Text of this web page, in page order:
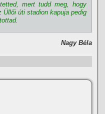
mert tudd meg, hogy
úti stadion kapuja pedig
Nagy Béla